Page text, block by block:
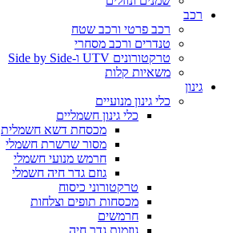
רכב
רכב פרטי ורכב שטח
טנדרים ורכב מסחרי
טרקטורונים UTV ו-Side by Side
משאיות קלות
גינון
כלי גינון מנועיים
כלי גינון חשמליים
מכסחת דשא חשמלית
מסור שרשרת חשמלי
חרמש מנועי חשמלי
גוזם גדר חיה חשמלי
טרקטורוני כיסוח
מכסחות תופים וצלחות
חרמשים
גוזמות גדר חיה